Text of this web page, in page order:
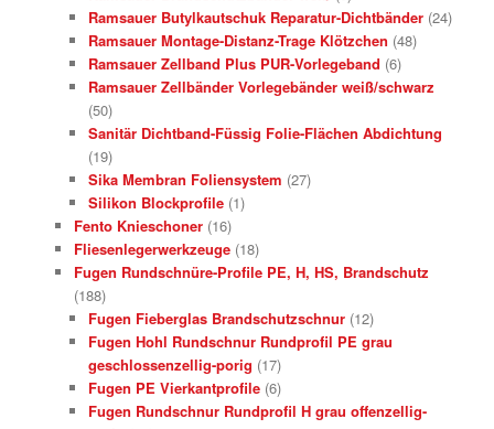
Ramsauer Butylkautschuk Reparatur-Dichtbänder (24)
Ramsauer Montage-Distanz-Trage Klötzchen (48)
Ramsauer Zellband Plus PUR-Vorlegeband (6)
Ramsauer Zellbänder Vorlegebänder weiß/schwarz
(50)
Sanitär Dichtband-Füssig Folie-Flächen Abdichtung
(19)
Sika Membran Foliensystem (27)
Silikon Blockprofile (1)
Fento Knieschoner (16)
Fliesenlegerwerkzeuge (18)
Fugen Rundschnüre-Profile PE, H, HS, Brandschutz
(188)
Fugen Fieberglas Brandschutzschnur (12)
Fugen Hohl Rundschnur Rundprofil PE grau
geschlossenzellig-porig (17)
Fugen PE Vierkantprofile (6)
Fugen Rundschnur Rundprofil H grau offenzellig-